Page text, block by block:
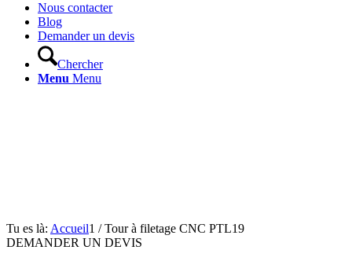
Nous contacter
Blog
Demander un devis
Chercher
Menu Menu
Tu es là: Accueil1 / Tour à filetage CNC PTL19
DEMANDER UN DEVIS